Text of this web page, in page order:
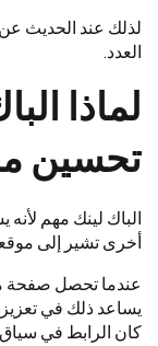
لذلك عند الحديث
العدد.
لماذا
تحسين
الباك لينك مهم
أخرى تشير إلى
عندما تحصل صفحة
يساعد ذلك في
كان الرابط في